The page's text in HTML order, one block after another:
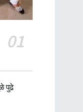
पुढे